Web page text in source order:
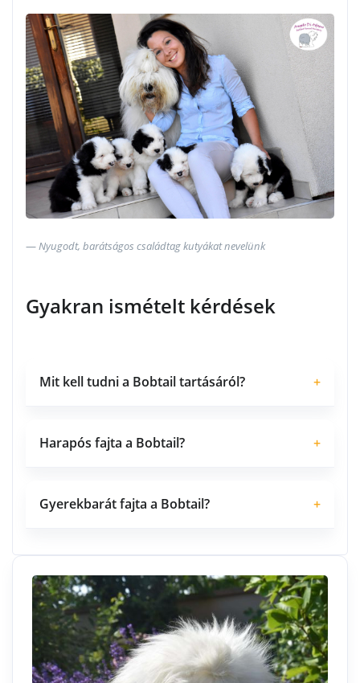
Nyugodt, barátságos családtag kutyákat nevelünk
Gyakran ismételt kérdések
Mit kell tudni a Bobtail tartásáról? +
Harapós fajta a Bobtail? +
Gyerekbarát fajta a Bobtail? +